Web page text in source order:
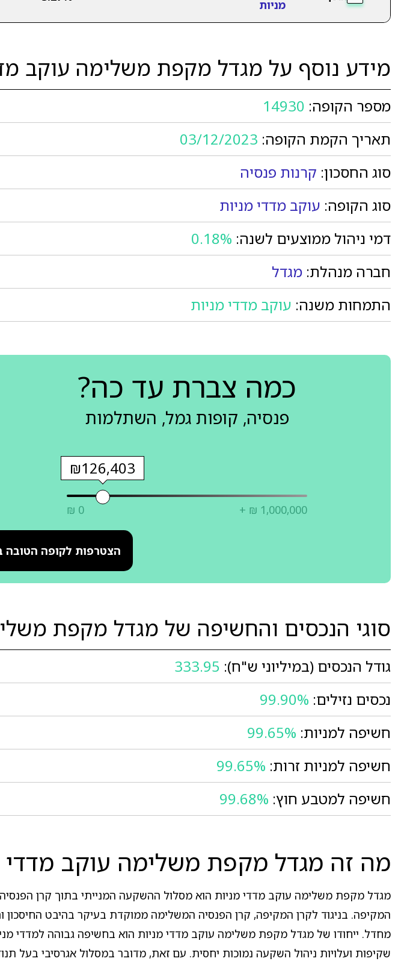
מניות
מידע נוסף על מגדל מקפת משלימה עוקב
מספר הקופה: 14930
תאריך הקמת הקופה: 03/12/2023
סוג החסכון: קרנות פנסיה
סוג הקופה: עוקב מדדי מניות
דמי ניהול ממוצעים לשנה: 0.18%
חברה מנהלת: מגדל
התמחות משנה: עוקב מדדי מניות
כמה צברת עד כה?
פנסיה, קופות גמל, השתלמות
₪126,403
₪ 0 + ₪ 1,000,000
הצטרפות לקופה הטובה
סוגי הנכסים והחשיפה של מגדל מקפת
גודל הנכסים (במיליוני ש"ח): 333.95
נכסים נזילים: 99.90%
חשיפה למניות: 99.65%
חשיפה למניות זרות: 99.65%
חשיפה למטבע חוץ: 99.68%
מה זה מגדל מקפת משלימה עוקב מדדי
מגדל מקפת משלימה עוקב מדדי מניות הוא מסלול ההשקעה המנייתי בתוך קרן
המקיפה. בניגוד לקרן המקיפה, קרן הפנסיה המשלימה ממוקדת בעיקר בהיבט החיסכון
מחדל. ייחודו של מגדל מקפת משלימה עוקב מדדי מניות הוא בחשיפה גבוהה למדדי
שקיפות ועלויות ניהול השקעה נמוכות יחסית. עם זאת, מדובר במסלול אגרסיבי בעל